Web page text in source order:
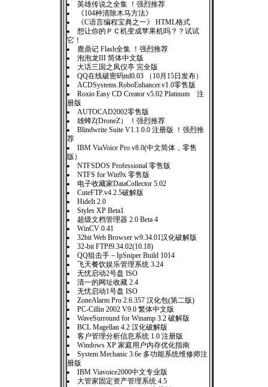
英雄传说之全集 ！强烈推荐
《104种清除木马方法》
《C语言编程宝典之一》 HTML格式
想让你的ＰＣ机变成苹果机吗？？试试
它！
鹿鼎记 Flash全集 ！强烈推荐
泡泡龙III 简体中文版
大话三国之凤仪亭 完全版
QQ在线破密码ttd0.03 （10月15日发布）
ACDSystems.RoboEnhancer.v1.0零售版
Roxio Easy CD Creator v5.02 Platinum 注
册版
AUTOCAD2002零售版
雄蜂Z(DroneZ） ！强烈推荐
Blindwrite Suite V1.1.0.0 注册版 ！强烈推
荐
IBM ViaVoice Pro v8.0(中文简体，零售
版）
NTFSDOS Professional 零售版
NTFS for Win9x 零售版
电子收藏家DataCollector 5.02
CuteFTP.v4.2.5破解版
HideIt 2.0
Styles XP Beta1
超级文档管理器 2.0 Beta 4
WinCV 0.41
32bit Web Browser w9.34.01汉化破解版
32-bit FTPf9.34.02(10.18)
QQ狙击手－IpSniper Build 1014
飞天餐饮娱乐管理系统 3.24
无忧启动2号盘 ISO
清一的网址收藏 2.4
无忧启动1号盘 ISO
ZoneAlarm Pro 2.6.357 汉化包(第二版)
PC-Cillin 2002 V9.0 繁体中文版
WaveSurround for Winamp 3.2 破解版
BCL Magellan 4.2 汉化破解版
客户管理分析信息系统 1.0 注册版
Windows XP 家庭用户内存优化指南
System Mechanic 3.6e 多功能系统维修师注
册版
IBM Viavoice2000中文专业版
大管家固定资产管理系统 4.5